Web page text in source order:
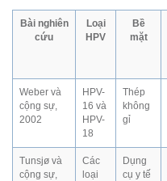
Bài nghiên
cứu
Loại
HPV
Bề
mặt
Weber và
cộng sự,
2002
HPV-
16 và
HPV-
18
Thép
không
gỉ
Tunsjø và
cộng sự,
Các
loại
Dụng
cụ y tế